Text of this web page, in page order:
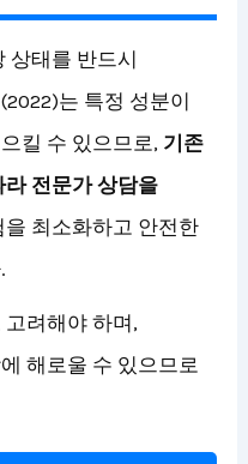
상태를 반드시
는 특정 성분이
킬 수 있으므로, 기존
전문가 상담을
최소화하고 안전한
려해야 하며,
해로울 수 있으므로